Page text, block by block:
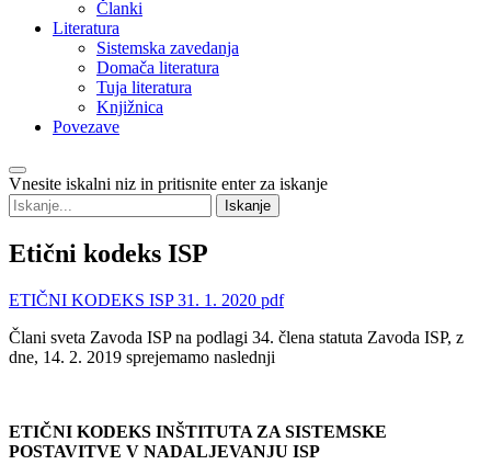
Članki
Literatura
Sistemska zavedanja
Domača literatura
Tuja literatura
Knjižnica
Povezave
Vnesite iskalni niz in pritisnite enter za iskanje
Etični kodeks ISP
ETIČNI KODEKS ISP 31. 1. 2020 pdf
Člani sveta Zavoda ISP na podlagi 34. člena statuta Zavoda ISP, z
dne, 14. 2. 2019 sprejemamo naslednji
ETIČNI KODEKS INŠTITUTA ZA SISTEMSKE
POSTAVITVE V NADALJEVANJU ISP